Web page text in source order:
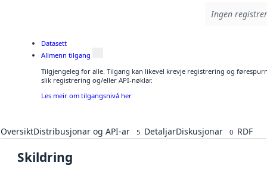
Ingen
Datasett
Allmenn tilgang
Tilgjengeleg for alle. Tilgang kan likevel krevje registrering og
slik registrering og/eller API-nøklar.
Les meir om tilgangsnivå her
OversiktDistribusjonar og API-ar 5 DetaljarDiskusjonar 0 RDF
Skildring